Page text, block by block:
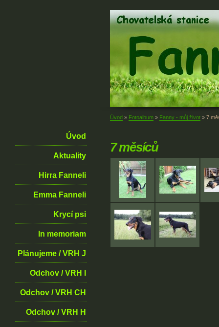
Úvod
Aktuality
Hirra Fanneli
Emma Fanneli
Krycí psi
In memoriam
Plánujeme / VRH J
Odchov / VRH I
Odchov / VRH CH
Odchov / VRH H
Úvod » Fotoalbum » Fanny - můj život » 7
7 měsíců